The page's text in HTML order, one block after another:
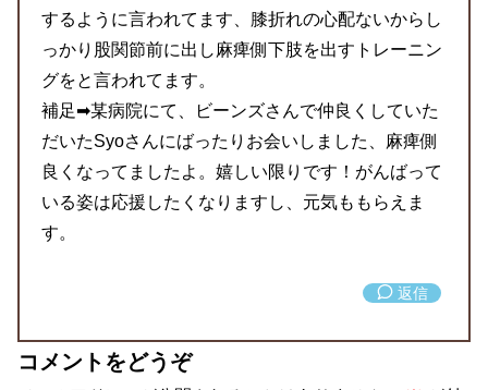
するように言われてます、膝折れの心配ないからし
っかり股関節前に出し麻痺側下肢を出すトレーニン
グをと言われてます。
補足➡某病院にて、ビーンズさんで仲良くしていた
だいたSyoさんにばったりお会いしました、麻痺側
良くなってましたよ。嬉しい限りです！がんばって
いる姿は応援したくなりますし、元気ももらえま
す。
返信
コメントをどうぞ